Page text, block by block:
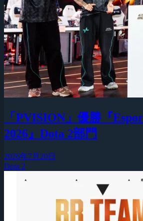
「PVISION」優勝『
2026』Dota 2部門
2026年7月20日
Dota 2